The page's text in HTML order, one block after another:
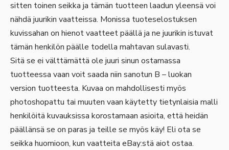
sitten toinen seikka ja tämän tuotteen laadun yleensä voi
nähdä juurikin vaatteissa. Monissa tuoteselostuksen
kuvissahan on hienot vaatteet päällä ja ne juurikin istuvat
tämän henkilön päälle todella mahtavan sulavasti.
Sitä se ei välttämättä ole juuri sinun ostamassa
tuotteessa vaan voit saada niin sanotun B – luokan
version tuotteesta. Kuvaa on mahdollisesti myös
photoshopattu tai muuten vaan käytetty tietynlaisia malli
henkilöitä kuvauksissa korostamaan asioita, että heidän
päällänsä se on paras ja teille se myös käy! Eli ota se
seikka huomioon, kun vaatteita eBay:stä aiot ostaa.